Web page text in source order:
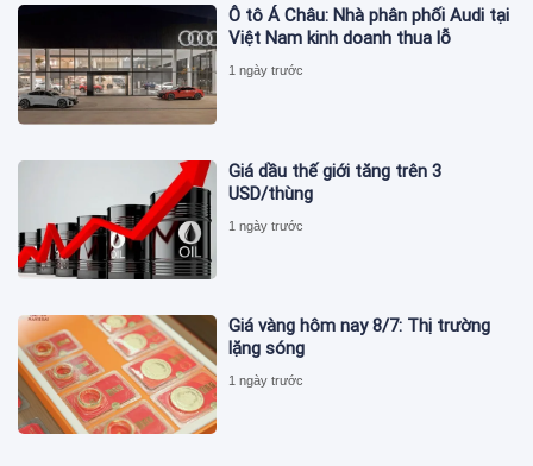
Ô tô Á Châu: Nhà phân phối Audi tại
Việt Nam kinh doanh thua lỗ
1 ngày trước
Giá dầu thế giới tăng trên 3
USD/thùng
1 ngày trước
Giá vàng hôm nay 8/7: Thị trường
lặng sóng
1 ngày trước